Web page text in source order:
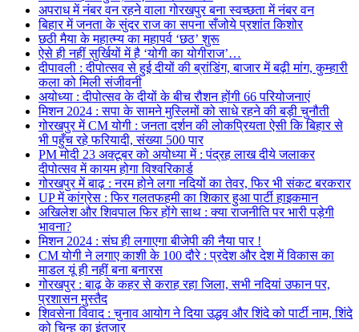
अपराध में नंबर वन रहने वाला गोरखपुर बना स्वच्छता में नंबर वन
बिहार में जनता के सुंदर राज का सपना सँजोये प्रशांत किशोर
छठी मैया के महात्म्य का महापर्व ‘छठ’ शुरू
ऐसे ही नहीं सुर्खियों में है ‘योगी का योगीराज’…
दीपावली : दीपोत्सव से हुई दीयों की ब्रांडिंग, बाजार में बढ़ी मांग, कुम्हारी
कला को मिली संजीवनी
अयोध्या : दीपोत्सव के दीयों के बीच रौशन होंगी 66 परियोजनाएं
मिशन 2024 : सपा के सामने मुस्लिमों को साधे रहने की बड़ी चुनौती
गोरखपुर में CM योगी : जनता दर्शन की लोकप्रियता ऐसी कि बिहार से
भी पहुँच रहे फरियादी, संख्या 500 पार
PM मोदी 23 अक्टूबर को अयोध्या में : पंद्रह लाख दीये जलाकर
दीपोत्सव में कायम होगा विश्वरिकार्ड
गोरखपुर में बाढ़ : नरम होने लगा नदियों का तेवर, फिर भी संकट बरकरार
UP में कांग्रेस : फिर गलतफहमी का शिकार हुआ पार्टी हाइकमान
अखिलेश और शिवपाल फिर होंगे साथ : क्या राजनीति पर भारी पड़ेगी
भावना?
मिशन 2024 : संघ ही लगाएगा बीजेपी की नैया पार !
CM योगी ने लगाए काशी के 100 दौरे : प्रदेश और देश में विकास का
माडल यूं ही नहीं बना बनारस
गोरखपुर : बाढ़ के कहर से कराह रहा जिला, सभी नदियां उफान पर,
प्रशासन मुस्तैद
शिवसेना विवाद : चुनाव आयोग ने दिया उद्धव और शिंदे को पार्टी नाम, शिंदे
को चिन्ह का इंतजार